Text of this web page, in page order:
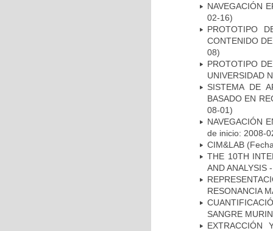
NAVEGACIÓN
02-16)
PROTOTIPO
CONTENIDO
08)
PROTOTIPO
UNIVERSIDAD
SISTEMA DE
BASADO EN
08-01)
NAVEGACIÓN
de inicio: 2008-
CIM&LAB
THE 10TH
AND ANALYSIS
RESONANCIA
SANGRE
EXTRACCIÓN